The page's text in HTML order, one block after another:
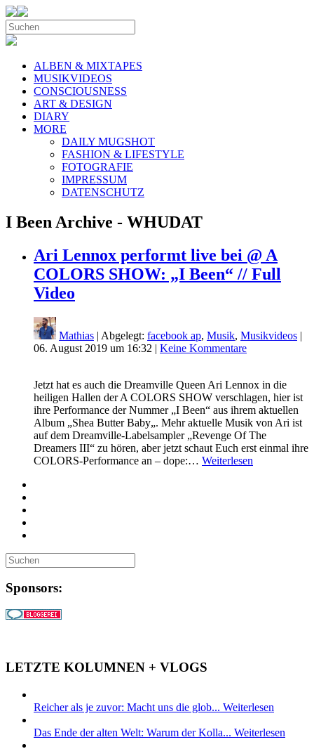
ALBEN & MIXTAPES
MUSIKVIDEOS
CONSCIOUSNESS
ART & DESIGN
DIARY
MORE
DAILY MUGSHOT
FASHION & LIFESTYLE
FOTOGRAFIE
IMPRESSUM
DATENSCHUTZ
I Been Archive - WHUDAT
Ari Lennox performt live bei @ A
COLORS SHOW: „I Been“ // Full
Video
Mathias | Abgelegt: facebook ap, Musik, Musikvideos |
06. August 2019 um 16:32 | Keine Kommentare
Jetzt hat es auch die Dreamville Queen Ari Lennox in die
heiligen Hallen der A COLORS SHOW verschlagen, hier ist
ihre Performance der Nummer „I Been“ aus ihrem aktuellen
Album „Shea Butter Baby„. Mehr aktuelle Musik von Ari ist
auf dem Dreamville-Labelsampler „Revenge Of The
Dreamers III“ zu hören, aber jetzt schaut Euch erst einmal ihre
COLORS-Performance an – dope:… Weiterlesen
Sponsors:
LETZTE KOLUMNEN + VLOGS
Reicher als je zuvor: Macht uns die glob... Weiterlesen
Das Ende der alten Welt: Warum der Kolla... Weiterlesen